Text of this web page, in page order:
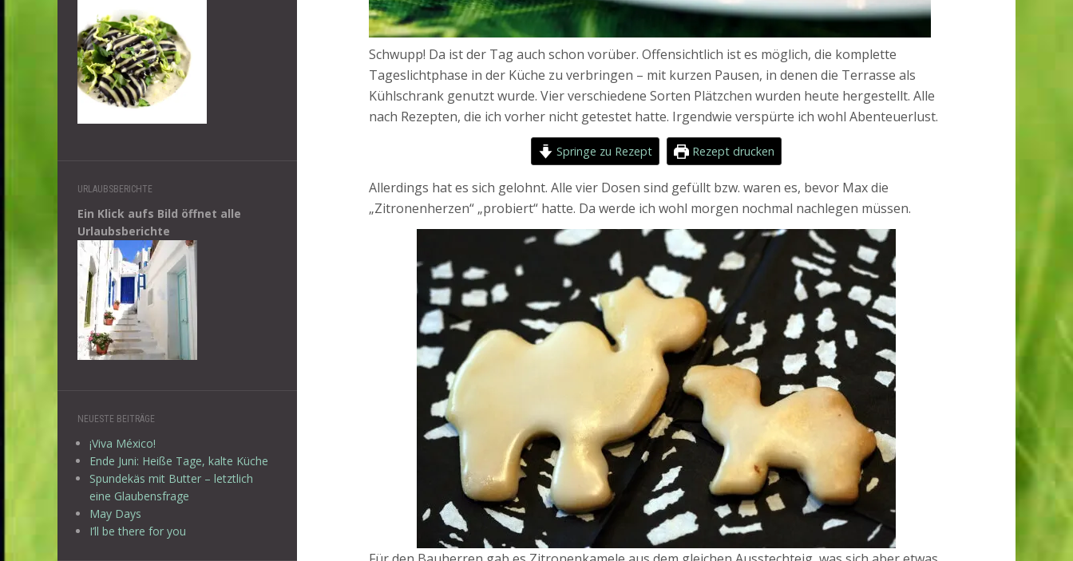
URLAUBSBERICHTE
Ein Klick aufs Bild öffnet alle
Urlaubsberichte
NEUESTE BEITRÄGE
¡Viva México!
Ende Juni: Heiße Tage, kalte Küche
Spundekäs mit Butter – letztlich
eine Glaubensfrage
May Days
I’ll be there for you
Schwupp! Da ist der Tag auch schon vorüber. Offensichtlich ist es möglich, die komplette
Tageslichtphase in der Küche zu verbringen – mit kurzen Pausen, in denen die Terrasse als
Kühlschrank genutzt wurde. Vier verschiedene Sorten Plätzchen wurden heute hergestellt. Alle
nach Rezepten, die ich vorher nicht getestet hatte. Irgendwie verspürte ich wohl Abenteuerlust.
Springe zu Rezept Rezept drucken
Allerdings hat es sich gelohnt. Alle vier Dosen sind gefüllt bzw. waren es, bevor Max die
„Zitronenherzen“ „probiert“ hatte. Da werde ich wohl morgen nochmal nachlegen müssen.